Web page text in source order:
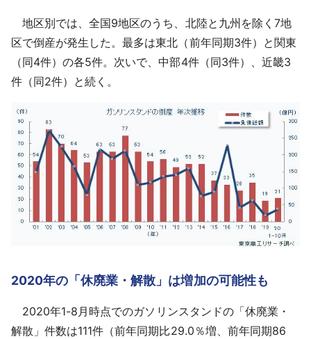
地区別では、全国9地区のうち、北陸と九州を除く7地
区で倒産が発生した。最多は東北（前年同期3件）と関東
（同4件）の各5件。次いで、中部4件（同3件）、近畿3
件（同2件）と続く。
2020年の「休廃業・解散」は増加の可能性も
2020年1-8月時点でのガソリンスタンドの「休廃業・
解散」件数は111件（前年同期比29.0％増、前年同期86